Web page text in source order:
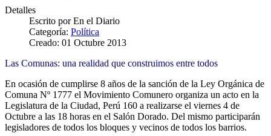
Detalles
Escrito porEn el Diario
Categoría: Política
Creado: 01 Octubre 2013
Las Comunas: una realidad que construimos entre todos
En ocasión de cumplirse 8 años de la sanción de la Ley Orgánica de
Comuna Nº 1777 el Movimiento Comunero organiza un acto en la
Legislatura de la Ciudad, Perú 160 a realizarse el viernes 4 de
Octubre a las 18 horas en el Salón Dorado. Del mismo participarán
legisladores de todos los bloques y vecinos de todos los barrios.